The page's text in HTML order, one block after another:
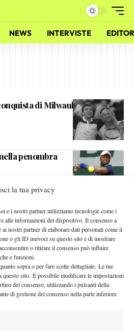
la tua privacy
e i nostri partner utilizziamo tecnologie come i
alle informazioni del dispositivo. Il consenso a
ai nostri partner di elaborare dati personali come il
o gli ID univoci su questo sito e di mostrare
o ritirare il consenso può influire
e funzioni.
sopra o per fare scelte dettagliate. Le tue
questo sito. È possibile modificare le impostazioni
del consenso, utilizzando i pulsanti della
di gestione del consenso nella parte inferiore
NEWS INTERVISTE
di Milwaukee
penombra
off: l’Italia trova gli Stati Uniti
la mia vita nel College